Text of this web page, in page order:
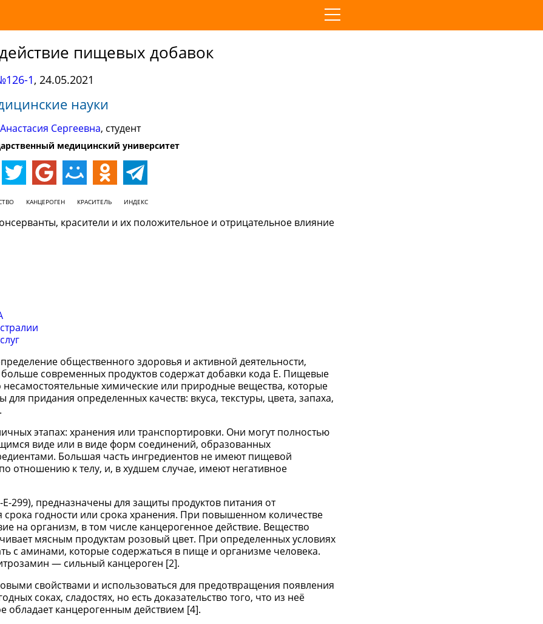
пищевых добавок
1, 24.05.2021
науки
Сергеевна, студент
медицинский университет
КАНЦЕРОГЕН КРАСИТЕЛЬ ИНДЕКС
красители и их положительное и отрицательное влияние
общественного здоровья и активной деятельности,
современных продуктов содержат добавки кода E. Пищевые
химические или природные вещества, которые
придания определенных качеств: вкуса, текстуры, цвета, запаха,
этапах: хранения или транспортировки. Они могут полностью
виде или в виде форм соединений, образованных
Большая часть ингредиентов не имеют пищевой
отношению к телу, и, в худшем случае, имеют негативное
299), предназначены для защиты продуктов питания от
годности или срока хранения. При повышенном количестве
на организм, в том числе канцерогенное действие. Вещество
мясным продуктам розовый цвет. При определенных условиях
с аминами, которые содержаться в пище и организме человека.
— сильный канцероген [2].
свойствами и использоваться для предотвращения появления
соках, сладостях, но есть доказательство того, что из неё
обладает канцерогенным действием [4].